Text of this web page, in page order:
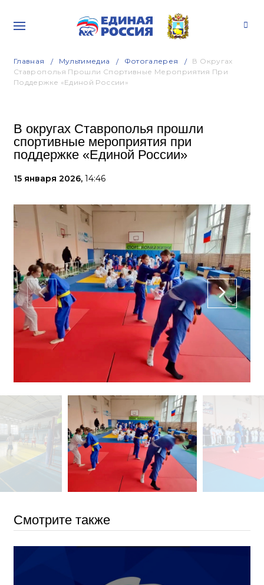
Главная Мультимедиа Фотогалерея
В Округах
Ставрополья Прошли Спортивные Мероприятия При
Поддержке «Единой России»
В округах Ставрополья прошли
спортивные мероприятия при
поддержке «Единой России»
15 января 2026, 14:46
Смотрите также